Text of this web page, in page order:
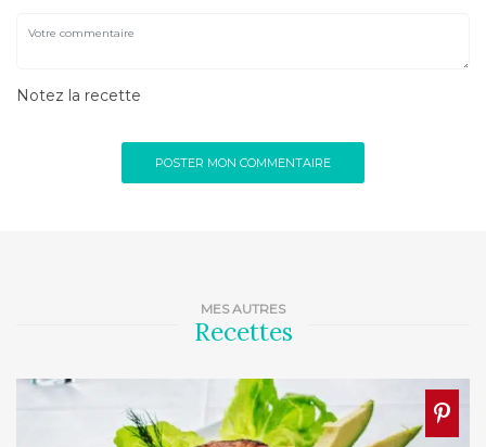
MES AUTRES
Recettes
Notez la recette